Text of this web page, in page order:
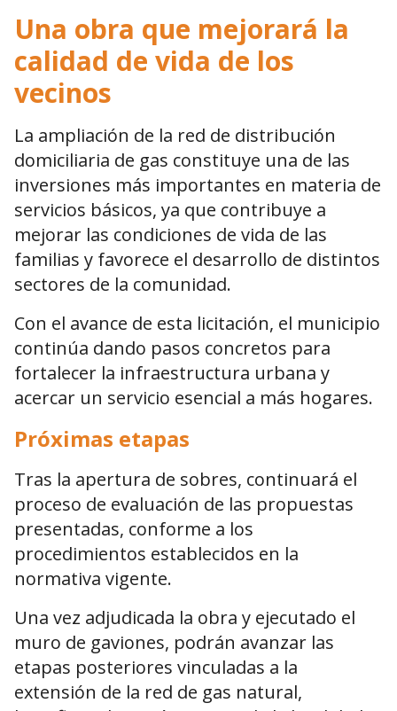
Una obra que mejorará la
calidad de vida de los
vecinos
La ampliación de la red de distribución
domiciliaria de gas constituye una de las
inversiones más importantes en materia de
servicios básicos, ya que contribuye a
mejorar las condiciones de vida de las
familias y favorece el desarrollo de distintos
sectores de la comunidad.
Con el avance de esta licitación, el municipio
continúa dando pasos concretos para
fortalecer la infraestructura urbana y
acercar un servicio esencial a más hogares.
Próximas etapas
Tras la apertura de sobres, continuará el
proceso de evaluación de las propuestas
presentadas, conforme a los
procedimientos establecidos en la
normativa vigente.
Una vez adjudicada la obra y ejecutado el
muro de gaviones, podrán avanzar las
etapas posteriores vinculadas a la
extensión de la red de gas natural,